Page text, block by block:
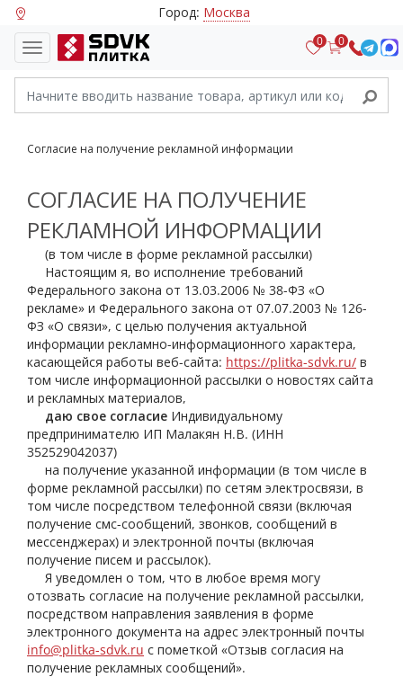
Город: Москва
0 0
Согласие на получение рекламной информации
СОГЛАСИЕ НА ПОЛУЧЕНИЕ
РЕКЛАМНОЙ ИНФОРМАЦИИ
(в том числе в форме рекламной рассылки)
Настоящим я, во исполнение требований
Федерального закона от 13.03.2006 № 38-ФЗ «О
рекламе» и Федерального закона от 07.07.2003 № 126-
ФЗ «О связи», с целью получения актуальной
информации рекламно-информационного характера,
касающейся работы веб-сайта: https://plitka-sdvk.ru/ в
том числе информационной рассылки о новостях сайта
и рекламных материалов,
даю свое согласие Индивидуальному
предпринимателю ИП Малакян Н.В. (ИНН
352529042037)
на получение указанной информации (в том числе в
форме рекламной рассылки) по сетям электросвязи, в
том числе посредством телефонной связи (включая
получение смс-сообщений, звонков, сообщений в
мессенджерах) и электронной почты (включая
получение писем и рассылок).
Я уведомлен о том, что в любое время могу
отозвать согласие на получение рекламной рассылки,
посредством направления заявления в форме
электронного документа на адрес электронный почты
info@plitka-sdvk.ru с пометкой «Отзыв согласия на
получение рекламных сообщений».